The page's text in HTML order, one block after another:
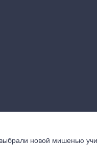
новой мишенью